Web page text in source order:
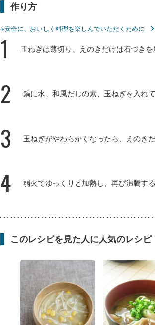
作り方
※安全に、おいしく料理を楽しんでいただくために
1 玉ねぎは薄切り、えのきだけは石づき
2 鍋に水、和風だしの素、玉ねぎを入れて
3 玉ねぎがやわらかくなったら、えのき
4 弱火でゆっくりと加熱し、再び沸騰す
このレシピを見た人に人気のレシピ